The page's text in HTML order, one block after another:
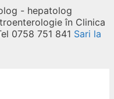
- hepatolog
în Clinica
0758 751 841 Sari la